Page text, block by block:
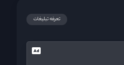
تعرفه تبلیغات